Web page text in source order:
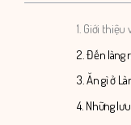
1. Giới thiệu
2. Đến làng
3. Ăn gì ở
4. Những